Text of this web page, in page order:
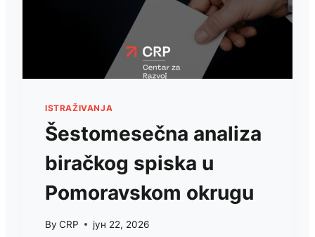
ISTRAŽIVANJA
Šestomesečna analiza
biračkog spiska u
Pomoravskom okrugu
By CRP јун 22, 2026